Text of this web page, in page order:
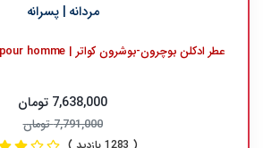
مردانه | پسرانه
عطر ادکلن بوچرون-بوشرون کواتر | boucheron quatre pour homme
7,638,000 تومان
7,791,000 تومان